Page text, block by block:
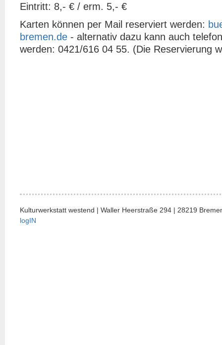
Eintritt: 8,- € / erm. 5,- €
Karten können per Mail reserviert werden:
bremen.de - alternativ dazu kann auch
werden: 0421/616 04 55. (Die Reservierung
Kulturwerkstatt westend | Waller Heerstraße 294 | 28219
logIN